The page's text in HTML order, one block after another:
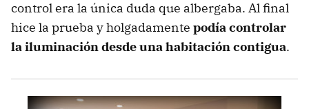
control era la única duda que albergaba. Al final
hice la prueba y holgadamente podía controlar
la iluminación desde una habitación contigua.